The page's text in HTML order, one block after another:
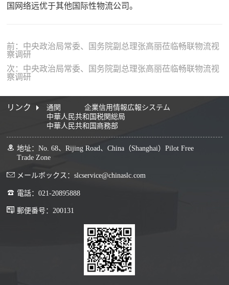
国网络远优于其他国际性物流公司。
前：中央政治局常委、国务院副总理张高丽莅临畅联物流视
察调研
次：中央政治局常委、国务院副总理张高丽莅临畅联物流视
察调研
リンク 通関
企業信用情報広報システム
中華人民共和国税関総局
中華人民共和国商務部
地址：No. 68、Rijing Road、China（Shanghai）Pilot Free
Trade Zone
メールボックス：slcservice@chinaslc.com
電話：021-20895888
郵便番号：200131